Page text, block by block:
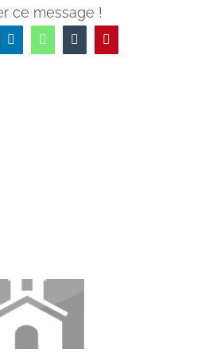
ce message !
LinkedInWhatsAppTumblr